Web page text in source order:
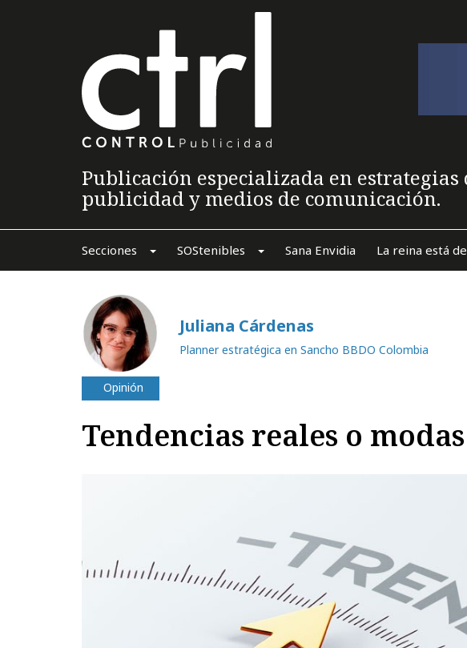
Publicación especializada en
publicidad y medios de comunicación.
Secciones SOStenibles Sana Envidia La reina está
Juliana Cárdenas
Planner estratégica en Sancho BBDO Colombia
Opinión
Tendencias reales o